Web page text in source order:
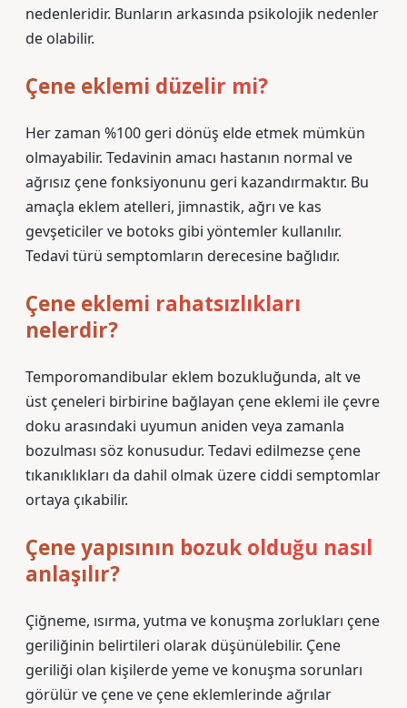
nedenleridir. Bunların arkasında psikolojik nedenler
de olabilir.
Çene eklemi düzelir mi?
Her zaman %100 geri dönüş elde etmek mümkün
olmayabilir. Tedavinin amacı hastanın normal ve
ağrısız çene fonksiyonunu geri kazandırmaktır. Bu
amaçla eklem atelleri, jimnastik, ağrı ve kas
gevşeticiler ve botoks gibi yöntemler kullanılır.
Tedavi türü semptomların derecesine bağlıdır.
Çene eklemi rahatsızlıkları
nelerdir?
Temporomandibular eklem bozukluğunda, alt ve
üst çeneleri birbirine bağlayan çene eklemi ile çevre
doku arasındaki uyumun aniden veya zamanla
bozulması söz konusudur. Tedavi edilmezse çene
tıkanıklıkları da dahil olmak üzere ciddi semptomlar
ortaya çıkabilir.
Çene yapısının bozuk olduğu nasıl
anlaşılır?
Çiğneme, ısırma, yutma ve konuşma zorlukları çene
geriliğinin belirtileri olarak düşünülebilir. Çene
geriliği olan kişilerde yeme ve konuşma sorunları
görülür ve çene ve çene eklemlerinde ağrılar